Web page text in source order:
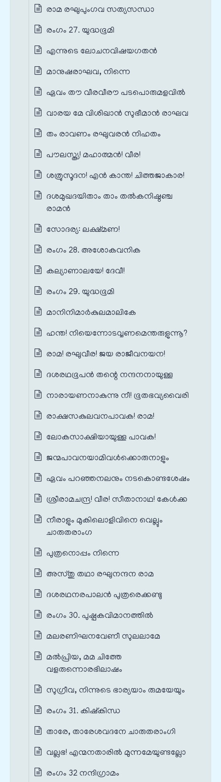
രാമ രഘുപുംഗവ സത്യസന്ധാ
രംഗം 27. യുദ്ധഭൂമി
എന്നുടെ ലോചനവിഷയഗതൻ
മാനുഷരാഘവ, നിന്നെ
ഏവം തൗ വീരവീരൗ പടപൊരുമളവിൽ
വാരയ മേ വിശിഖാൻ സുഭീമാൻ രാഘവ
തം രാവണം രഘുവരൻ നിഹതം
പൗലസ്ത്യ! മഹാത്മൻ! വീര!
ശത്രുസൂദന! എൻ കാന്ത! ചിത്തജാകാര!
ദശമുഖദയിതാം താം തൽകനിഷ്ഠഞ്ച
രാമൻ
സോദര്യ: ലക്ഷ്മണ!
രംഗം 28. അശോകവനിക
കല്യാണാലയേ! ദേവീ!
രംഗം 29. യുദ്ധഭൂമി
മാനിനിമാർകുലമാലികേ
ഹന്ത! നിയെന്നോടവ്വണമെന്തരുളുന്നൂ?
രാമ! രഘുവീര! ജയ രാജീവനയന!
ദശരഥഭൂപൻ തന്റെ നന്ദനനായുള്ള
നാരായണനാകുന്നു നീ! ഭൂതഭവ്യവൈരി
രാക്ഷസകുലവനപാവക! രാമ!
ലോകസാക്ഷിയായുള്ള പാവക!
ജന്മപാവനയാമിവൾക്കൊരുനാളും
ഏവം പറഞ്ഞനലനും നടകൊണ്ടശേഷം
ശ്രീരാമചന്ദ്ര! വീര! സീതാനാഥ! കേൾക്ക
നീരാളും മുകിലൊളിവിനെ വെല്ലും
ചാരുതരാംഗ
പുത്രനൊപ്പം നിന്നെ
അസ്തു തഥാ രഘുനന്ദന രാമ
ദശരഥനരപാലൻ പുത്രരെക്കണ്ടു
രംഗം 30. പുഷ്പകവിമാനത്തിൽ
മലരണിഘനവേണീ സുലലാമേ
മൽപ്രിയ, മമ ചിത്തേ
വളരുന്നൊരഭിലാഷം
സുഗ്രീവ, നിന്നുടെ ഭാര്യയാം രുമയേയും
രംഗം 31. കിഷ്കിന്ധ
താരേ, താരേശവദനേ ചാരുതരാംഗി
വല്ലഭ! എന്മനതാരിൽ മുന്നമേയുണ്ടല്ലോ
രംഗം 32 നന്ദിഗ്രാമം